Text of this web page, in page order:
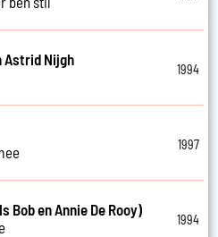
Astrid Nijgh
1994
1997
Bob en Annie De Rooy)
1994